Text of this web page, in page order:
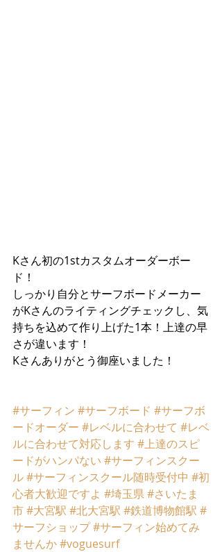
Kさん初の1stカスタムオーダーボー
ド！
しっかり自分とサーフボードメーカー
がKさんのライティングチェックし、気
持ちを込めて作り上げた1本！上達の早
さが違います！
Kさんありがとう御座いました！
#サーフィン #サーフボード #サーフボ
ードオーダー #レベルに合わせて #レベ
ルに合わせて対応します #上達のスピ
ードがハンパない #サーフィンスクー
ル#サーフィンスクール随時受付中 #初
心者大歓迎ですよ #埼玉県#さいたま
市#大宮駅 #北大宮駅 #鉄道博物館駅 #
サーフショップ#サーフィン始めてみ
ませんか#voguesurf